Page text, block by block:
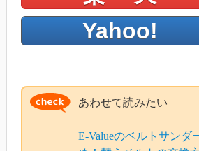
Yahoo!
あわせて読みたい
E-Valueのベルトサンダ